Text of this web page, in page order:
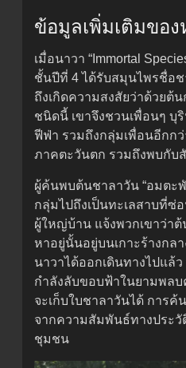
ข้อมูลเพิ่มเติมของ
เมื่อนาวา “Immortal
ชั้นปีที่ 4 ได้รับสมุนไพรชื่อ
ถึงเกิดความสงสัยว่าด้วยต้
ชนิดนี้ เขาจึงชวนเพื่อนๆ บุ
ฟีฟ่า รวมถึงกลุ่มเพื่อนอีกก
ภาคตะวันตก รวมถึงพบกับ
ผู้ค้นพบต้นชาลาวัน “อมตะ
กลุ่มไปถึงเป็นทะเลสาบที่ซ่
ผู้ใหญ่บ้าน แจ้งพวกเขาว่า
หาอยู่นั้นอยู่บนเกาะร้างกล
นาวาได้ออกเดินทางไปแล้
กำลังลับขอบฟ้าในยามพลบ
จะเก็บใบชาลาวันได้ การ
จากความสัมพันธ์ทางประวั
ชุมชน